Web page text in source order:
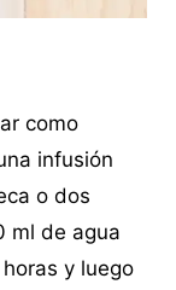
como
infusión
o dos
ml de agua
y luego